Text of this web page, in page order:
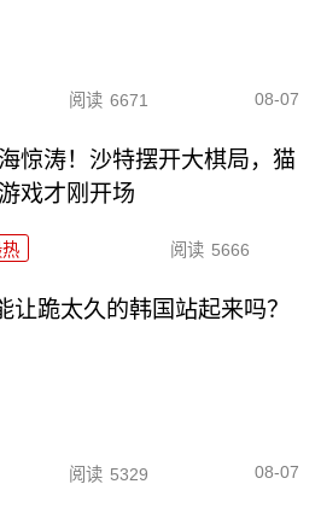
阅读 6671 08-07
惊涛！沙特摆开大棋局，猫
戏才刚开场
阅读 5666
让跪太久的韩国站起来吗？
阅读 5329 08-07